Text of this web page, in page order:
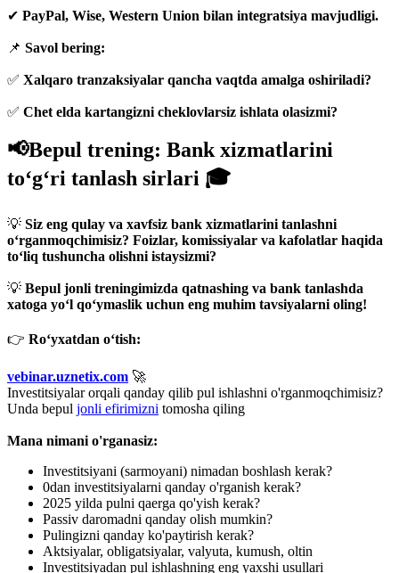
✔ PayPal, Wise, Western Union bilan integratsiya mavjudligi.
📌 Savol bering:
✅ Xalqaro tranzaksiyalar qancha vaqtda amalga oshiriladi?
✅ Chet elda kartangizni cheklovlarsiz ishlata olasizmi?
📢Bepul trening: Bank xizmatlarini
to‘g‘ri tanlash sirlari 🎓
💡 Siz eng qulay va xavfsiz bank xizmatlarini tanlashni
o‘rganmoqchimisiz? Foizlar, komissiyalar va kafolatlar haqida
to‘liq tushuncha olishni istaysizmi?
💡 Bepul jonli treningimizda qatnashing va bank tanlashda
xatoga yo‘l qo‘ymaslik uchun eng muhim tavsiyalarni oling!
👉 Ro‘yxatdan o‘tish:
vebinar.uznetix.com 🚀
Investitsiyalar orqali qanday qilib pul ishlashni o'rganmoqchimisiz?
Unda bepul jonli efirimizni tomosha qiling
Mana nimani o'rganasiz:
Investitsiyani (sarmoyani) nimadan boshlash kerak?
0dan investitsiyalarni qanday o'rganish kerak?
2025 yilda pulni qaerga qo'yish kerak?
Passiv daromadni qanday olish mumkin?
Pulingizni qanday ko'paytirish kerak?
Aktsiyalar, obligatsiyalar, valyuta, kumush, oltin
Investitsiyadan pul ishlashning eng yaxshi usullari